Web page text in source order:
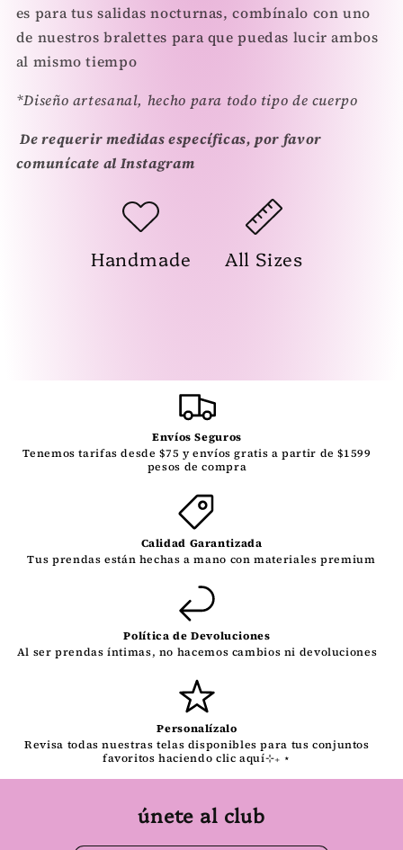
es para tus salidas nocturnas, combínalo con uno
de nuestros bralettes para que puedas lucir ambos
al mismo tiempo
*Diseño artesanal, hecho para todo tipo de cuerpo
De requerir medidas específicas, por favor
comunícate al Instagram
Handmade All Sizes
Envíos Seguros
Tenemos tarifas desde $75 y envíos gratis a partir de $1599
pesos de compra
Calidad Garantizada
Tus prendas están hechas a mano con materiales premium
Política de Devoluciones
Al ser prendas íntimas, no hacemos cambios ni devoluciones
Personalízalo
Revisa todas nuestras telas disponibles para tus conjuntos
favoritos haciendo clic aquí⊹₊ ⋆
únete al club